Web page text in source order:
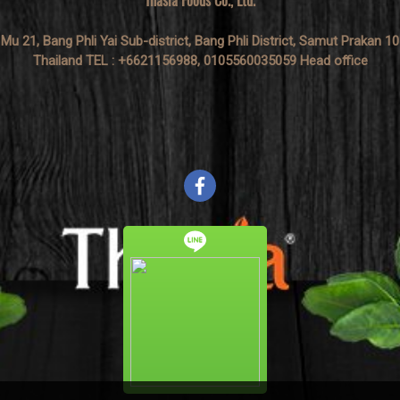
21, Bang Phli Yai Sub-district, Bang Phli District, Samut Prakan
Thailand TEL : +6621156988, 0105560035059 Head office